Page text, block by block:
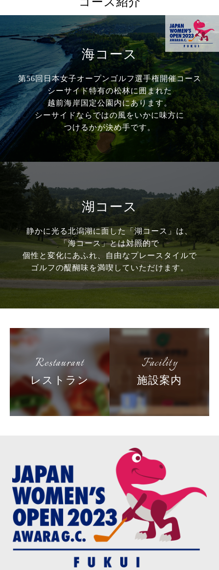
海コース
第56回日本女子オープンゴルフ選手権開催コース
シーサイド特有の松林に囲まれた
越前海岸国定公園内にあります。
シーサイドならではの風をいかに味方に
つけるかが決め手です。
湖コース
静かに光る北潟湖に面した「湖コース」は、
「海コース」とは対照的で
個性と変化にあふれ、自由なプレースタイルで
ゴルフの醍醐味を満喫していただけます。
Restaurant
レストラン
Facility
施設案内